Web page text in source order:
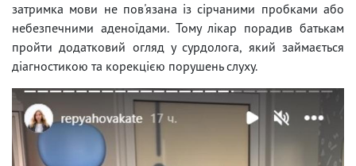
затримка мови не пов'язана із сірчаними пробками або
небезпечними аденоїдами. Тому лікар порадив батькам
пройти додатковий огляд у сурдолога, який займається
діагностикою та корекцією порушень слуху.